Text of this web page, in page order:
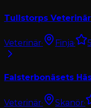
Tullstorps
Veterinär· Finja· 5
Falsterbonäsets
Veterinär· Skanör·